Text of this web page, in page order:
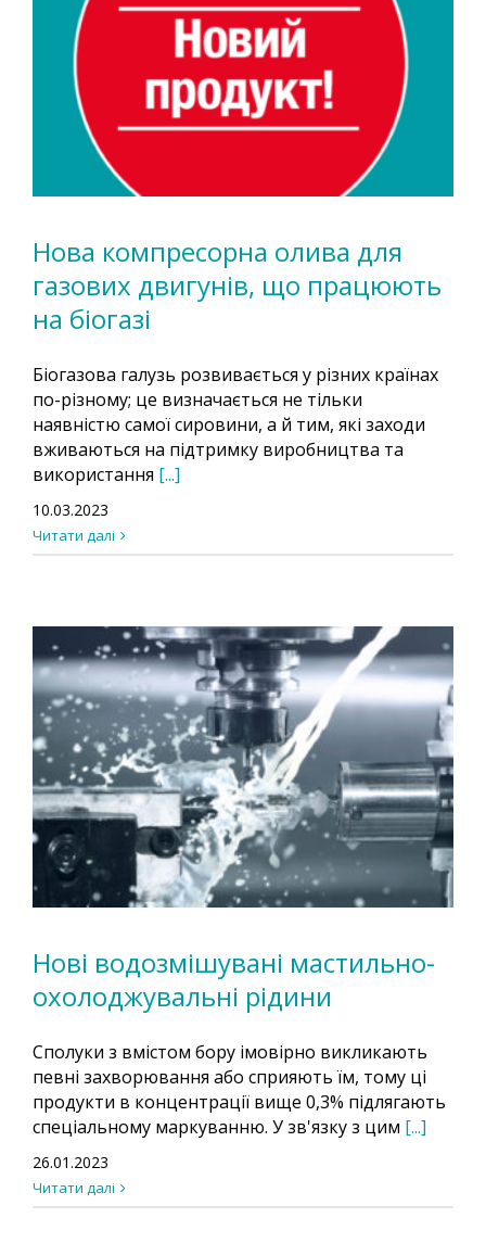
Нова компресорна олива для
газових двигунів, що працюють
на біогазі
Біогазова галузь розвивається у різних країнах
по-різному; це визначається не тільки
наявністю самої сировини, а й тим, які заходи
вживаються на підтримку виробництва та
використання [...]
10.03.2023
Читати далі
Нові водозмішувані мастильно-
охолоджувальні рідини
Сполуки з вмістом бору імовірно викликають
певні захворювання або сприяють їм, тому ці
продукти в концентрації вище 0,3% підлягають
спеціальному маркуванню. У зв'язку з цим [...]
26.01.2023
Читати далі